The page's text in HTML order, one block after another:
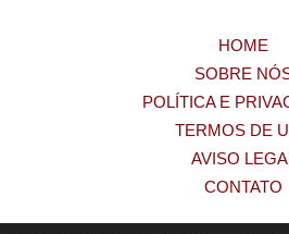
HOME
SOBRE
POLÍTICA E
TERMOS DE
AVISO
CONTATO